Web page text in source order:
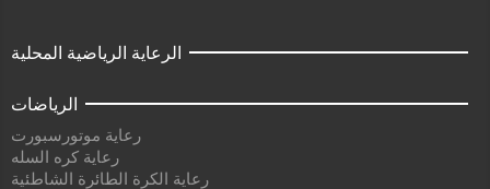
الرعاية الرياضية المحلية
الرياضات
رعاية موتورسبورت
رعاية كره السله
رعاية الكرة الطائرة الشاطئية